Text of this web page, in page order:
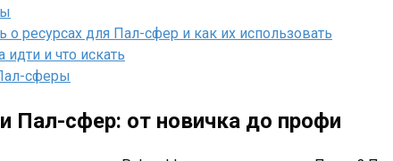
о ресурсах для Пал-сфер и как их использовать
идти и что искать
сферы
Пал-сфер: от новичка до профи